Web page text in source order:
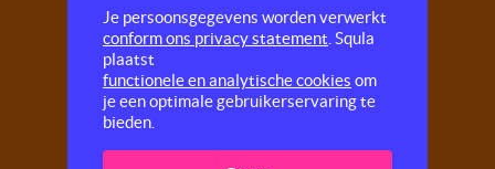
Je persoonsgegevens worden verwerkt
conform ons privacy statement . Squla
plaatst
functionele en analytische cookies om
je een optimale gebruikerservaring te
bieden.